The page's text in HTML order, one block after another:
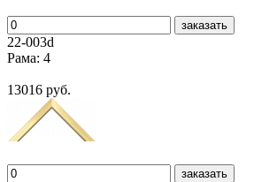
заказать
22-003d
Рама: 4
13016 руб.
заказать